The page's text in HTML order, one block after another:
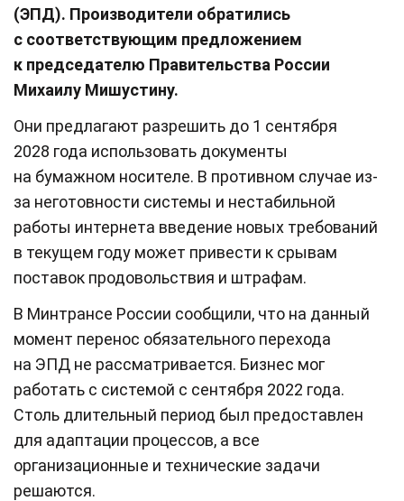
(ЭПД). Производители обратились
с соответствующим предложением
к председателю Правительства России
Михаилу Мишустину.
Они предлагают разрешить до 1 сентября
2028 года использовать документы
на бумажном носителе. В противном случае из-
за неготовности системы и нестабильной
работы интернета введение новых требований
в текущем году может привести к срывам
поставок продовольствия и штрафам.
В Минтрансе России сообщили, что на данный
момент перенос обязательного перехода
на ЭПД не рассматривается. Бизнес мог
работать с системой с сентября 2022 года.
Столь длительный период был предоставлен
для адаптации процессов, а все
организационные и технические задачи
решаются.